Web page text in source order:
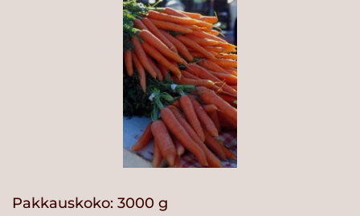
Pakkauskoko: 3000 g